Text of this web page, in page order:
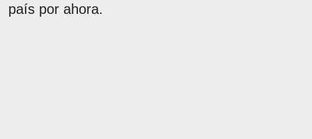
país por ahora.